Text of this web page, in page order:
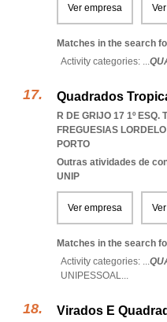
Ver empresa
Matches in the search
Activity categories: ...
Quadrados
R DE GRIJO 17 1º
FREGUESIAS
PORTO
Outras atividades de
UNIP
Ver empresa
Matches in the search
Activity categories: ...
UNIPESSOAL...
Virados E